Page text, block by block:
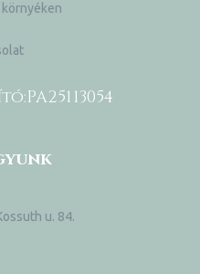
környéken
PA25113054
u. 84.